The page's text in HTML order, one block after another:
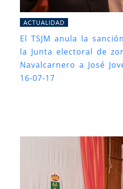
ACTUALIDAD
El TSJM anula la
la Junta electoral de
Navalcarnero a José
16-07-17